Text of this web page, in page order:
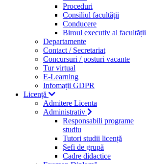
Proceduri
Consiliul facultății
Conducere
Biroul executiv al facultății
Departamente
Contact / Secretariat
Concursuri / posturi vacante
Tur virtual
E-Learning
Infomații GDPR
Licență
Admitere Licenta
Administrativ
Responsabili programe
studiu
Tutori studii licență
Şefi de grupă
Cadre didactice